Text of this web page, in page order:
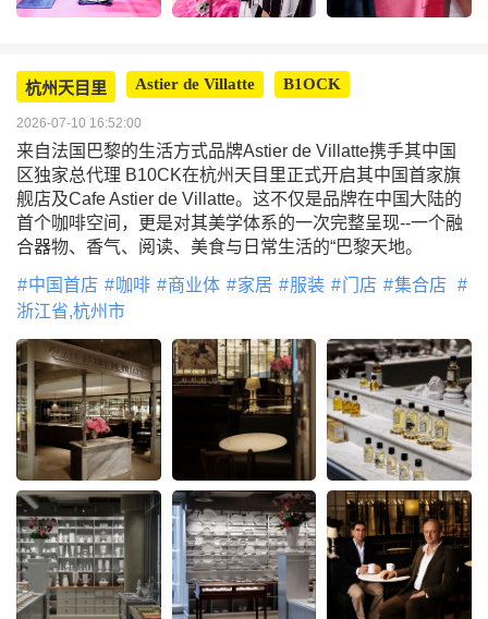
杭州天目里 Astier de Villatte B1OCK
2026-07-10 16:52:00
来自法国巴黎的生活方式品牌Astier de Villatte携手其中国
区独家总代理 B10CK在杭州天目里正式开启其中国首家旗
舰店及Cafe Astier de Villatte。这不仅是品牌在中国大陆的
首个咖啡空间，更是对其美学体系的一次完整呈现--一个融
合器物、香气、阅读、美食与日常生活的“巴黎天地。
中国首店 咖啡 商业体 家居 服装 门店
集合店
浙江省,杭州市